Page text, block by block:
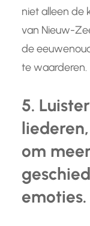
niet alleen de
van Nieuw-
de
te waarderen.
5.
om
emoties.